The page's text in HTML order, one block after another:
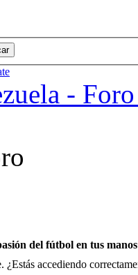
-
del fútbol en tus
accediendo